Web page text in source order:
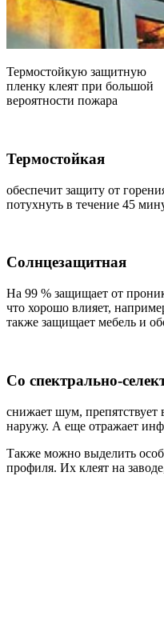
Термостойкую защитную
пленку клеят при большой
вероятности пожара
Термостойкая
обеспечит защиту от
потухнуть в течение 45
Солнцезащитная
На 99 % защищает от
что хорошо влияет,
также защищает мебель и
Со спектрально-
снижает шум,
наружу. А еще отражает
Также можно выделить
профиля. Их клеят на